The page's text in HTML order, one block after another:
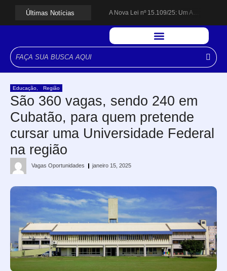
Últimas Notícias
A Nova Lei nº 15.109/25: Um Avanço na Garantia dos Honorários Advocatícios.
Espingarda roubada de agentes de segurança ferroviária é recuperada na Vila Esperança.
Cubatão tem vasta programação no Mês da Mulher: atividades começam nesta sexta (7).
Celular do cantor Netinho de Paula é encontrado em linha férrea na Vila Esperança
Educação Região
São 360 vagas, sendo 240 em
Cubatão, para quem pretende
cursar uma Universidade Federal
na região
Vagas Oportunidades janeiro 15, 2025